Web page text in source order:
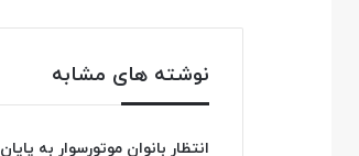
نوشته های مشابه
انتظار بانوان موتورسوار به پایان